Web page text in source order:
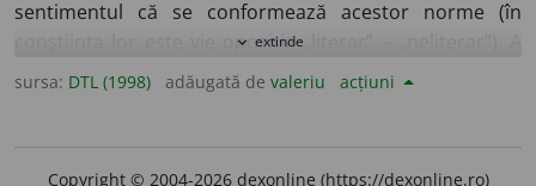
sentimentul că se conformează acestor norme (în
conștiința lor este vie opoziția „literar” – „neliterar”). A
fost studiată de mai mulți lingviști români și străini. Este
expand_more extinde
sursa: DTL (1998) adăugată de valeriu acțiuni
Copyright © 2004-2026 dexonline (https://dexonline.ro)